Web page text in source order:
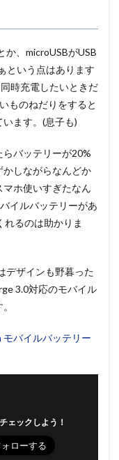
、microUSBがUSB
という点はあります
時充電したいときだ
ものねだりをすると
ます。(息子も)
バッテリーが20%
かしながらなんどか
ホ使いすぎたなん
イルバッテリーがあ
るのは助かりま
デザインも野暮った
3.0対応のモバイル
バイルバッテリー
ェックしよう！